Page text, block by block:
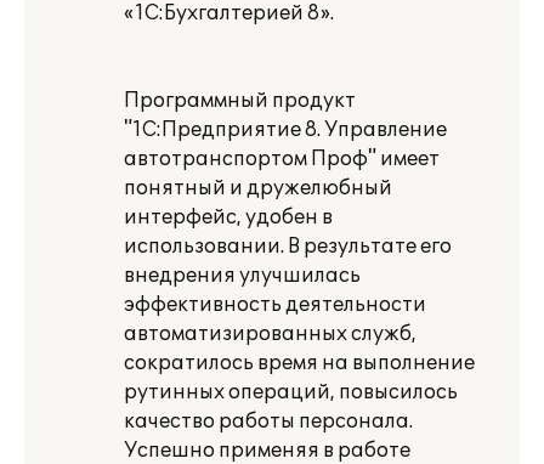
«1С:Бухгалтерией 8».
Программный продукт
"1С:Предприятие 8. Управление
автотранспортом Проф" имеет
понятный и дружелюбный
интерфейс, удобен в
использовании. В результате его
внедрения улучшилась
эффективность деятельности
автоматизированных служб,
сократилось время на выполнение
рутинных операций, повысилось
качество работы персонала.
Успешно применяя в работе